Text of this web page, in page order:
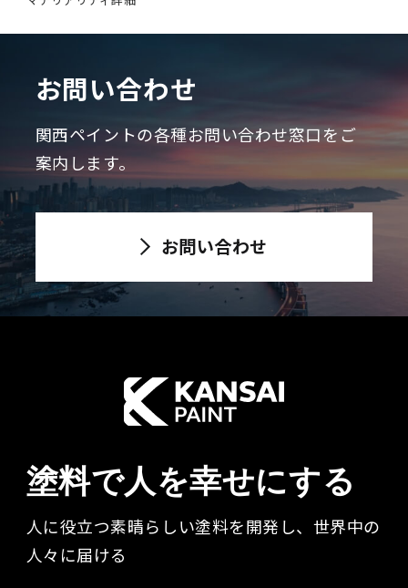
お問い合わせ
関西ペイントの各種お問い合わせ窓口をご
案内します。
お問い合わせ
塗料で人を幸せにする
人に役立つ素晴らしい塗料を開発し、世界中の
人々に届ける​